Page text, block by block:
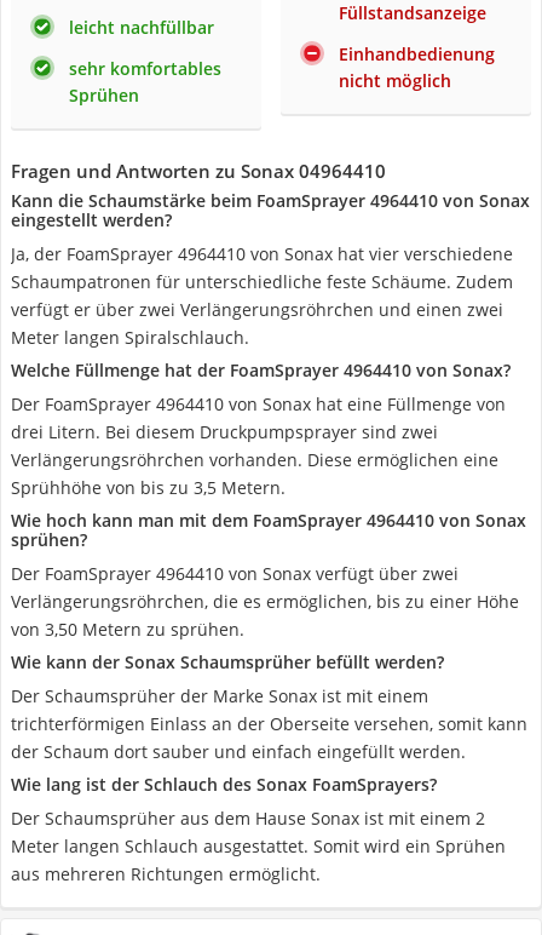
leicht nachfüllbar
sehr komfortables
Sprühen
Füllstandsanzeige
Einhandbedienung
nicht möglich
Fragen und Antworten zu Sonax 04964410
Kann die Schaumstärke beim FoamSprayer ‎4964410 von Sonax
eingestellt werden?
Ja, der FoamSprayer ‎4964410 von Sonax hat vier verschiedene
Schaumpatronen für unterschiedliche feste Schäume. Zudem
verfügt er über zwei Verlängerungsröhrchen und einen zwei
Meter langen Spiralschlauch.
Welche Füllmenge hat der FoamSprayer ‎4964410 von Sonax?
Der FoamSprayer ‎4964410 von Sonax hat eine Füllmenge von
drei Litern. Bei diesem Druckpumpsprayer sind zwei
Verlängerungsröhrchen vorhanden. Diese ermöglichen eine
Sprühhöhe von bis zu 3,5 Metern.
Wie hoch kann man mit dem FoamSprayer ‎4964410 von Sonax
sprühen?
Der FoamSprayer ‎4964410 von Sonax verfügt über zwei
Verlängerungsröhrchen, die es ermöglichen, bis zu einer Höhe
von 3,50 Metern zu sprühen.
Wie kann der Sonax Schaumsprüher befüllt werden?
Der Schaumsprüher der Marke Sonax ist mit einem
trichterförmigen Einlass an der Oberseite versehen, somit kann
der Schaum dort sauber und einfach eingefüllt werden.
Wie lang ist der Schlauch des Sonax FoamSprayers?
Der Schaumsprüher aus dem Hause Sonax ist mit einem 2
Meter langen Schlauch ausgestattet. Somit wird ein Sprühen
aus mehreren Richtungen ermöglicht.